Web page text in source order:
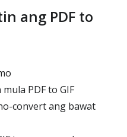
ang PDF to
PDF to GIF
convert ang bawat